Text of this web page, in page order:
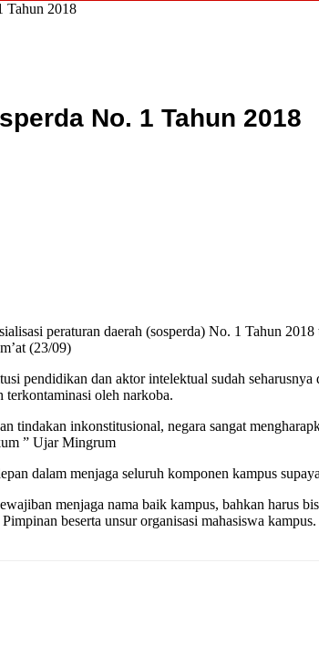
Tahun 2018
No. 1 Tahun 2018
peraturan daerah (sosperda) No. 1 Tahun 2018
(23/09)
pendidikan dan aktor intelektual sudah
oleh narkoba.
inkonstitusional, negara sangat
” Ujar Mingrum
dalam menjaga seluruh komponen kampus
menjaga nama baik kampus, bahkan harus
beserta unsur organisasi mahasiswa kampus.